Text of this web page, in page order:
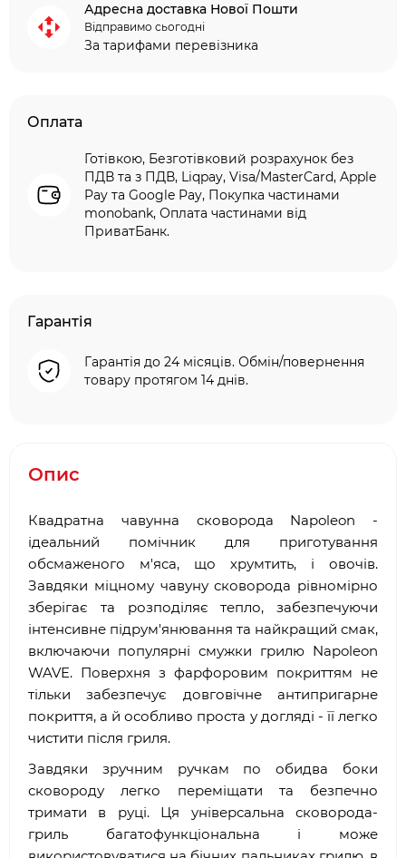
Адресна доставка Нової Пошти
Відправимо сьогодні
За тарифами перевізника
Оплата
Готівкою, Безготівковий розрахунок без
ПДВ та з ПДВ, Liqpay, Visa/MasterCard, Apple
Pay та Google Pay, Покупка частинами
monobank, Оплата частинами від
ПриватБанк.
Гарантія
Гарантія до 24 місяців. Обмін/повернення
товару протягом 14 днів.
Опис
Квадратна чавунна сковорода Napoleon -
ідеальний помічник для приготування
обсмаженого м'яса, що хрумтить, і овочів.
Завдяки міцному чавуну сковорода рівномірно
зберігає та розподіляє тепло, забезпечуючи
інтенсивне підрум'янювання та найкращий смак,
включаючи популярні смужки грилю Napoleon
WAVE. Поверхня з фарфоровим покриттям не
тільки забезпечує довговічне антипригарне
покриття, а й особливо проста у догляді - її легко
чистити після гриля.
Завдяки зручним ручкам по обидва боки
сковороду легко переміщати та безпечно
тримати в руці. Ця універсальна сковорода-
гриль багатофункціональна і може